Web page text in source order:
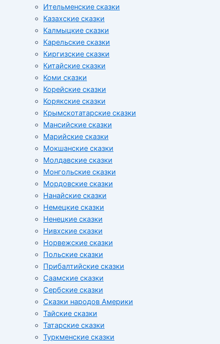
Ительменские сказки
Казахские сказки
Калмыцкие сказки
Карельские сказки
Киргизские сказки
Китайские сказки
Коми сказки
Корейские сказки
Корякские сказки
Крымскотатарские сказки
Мансийские сказки
Марийские сказки
Мокшанские сказки
Молдавские сказки
Монгольские сказки
Мордовские сказки
Нанайские сказки
Немецкие сказки
Ненецкие сказки
Нивхские сказки
Норвежские сказки
Польские сказки
Прибалтийские сказки
Cаамские сказки
Сербские сказки
Сказки народов Америки
Тайские сказки
Татарские сказки
Туркменские сказки